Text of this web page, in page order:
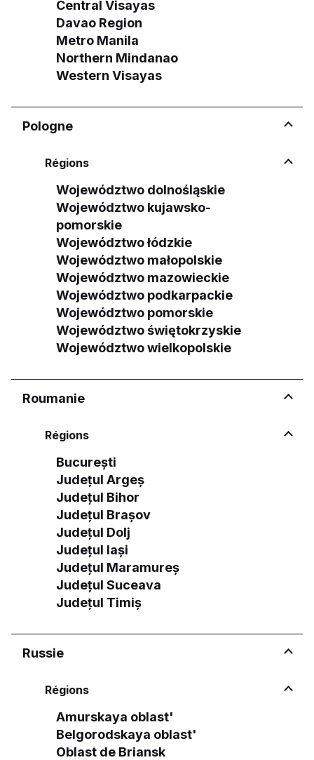
Central Visayas
Davao Region
Metro Manila
Northern Mindanao
Western Visayas
Pologne
Régions
Województwo dolnośląskie
Województwo kujawsko-
pomorskie
Województwo łódzkie
Województwo małopolskie
Województwo mazowieckie
Województwo podkarpackie
Województwo pomorskie
Województwo świętokrzyskie
Województwo wielkopolskie
Roumanie
Régions
București
Județul Argeș
Județul Bihor
Județul Brașov
Județul Dolj
Județul Iași
Județul Maramureș
Județul Suceava
Județul Timiș
Russie
Régions
Amurskaya oblast'
Belgorodskaya oblast'
Oblast de Briansk